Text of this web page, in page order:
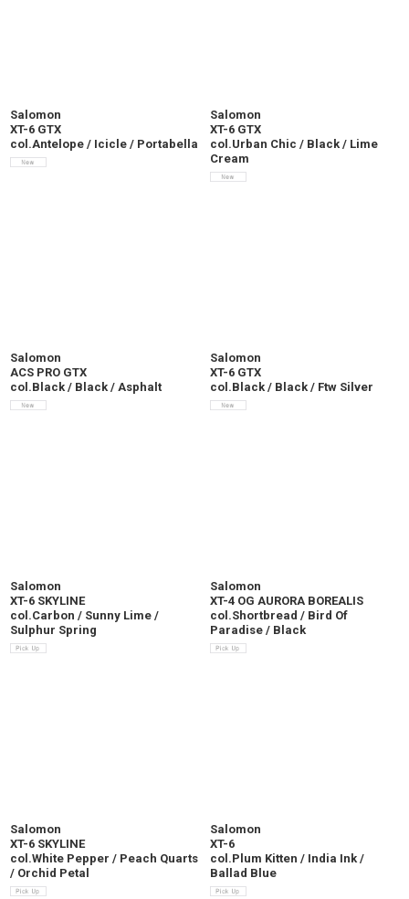
Salomon
XT-6 GTX
col.Antelope / Icicle / Portabella
Salomon
XT-6 GTX
col.Urban Chic / Black / Lime
Cream
Salomon
ACS PRO GTX
col.Black / Black / Asphalt
Salomon
XT-6 GTX
col.Black / Black / Ftw Silver
Salomon
XT-6 SKYLINE
col.Carbon / Sunny Lime /
Sulphur Spring
Salomon
XT-4 OG AURORA BOREALIS
col.Shortbread / Bird Of
Paradise / Black
Salomon
XT-6 SKYLINE
col.White Pepper / Peach Quarts
/ Orchid Petal
Salomon
XT-6
col.Plum Kitten / India Ink /
Ballad Blue